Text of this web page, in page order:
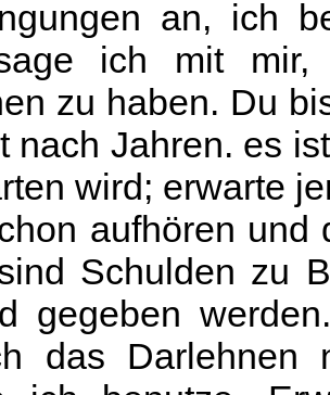
an, ich
ich mit
zu haben. Du
nach Jahren. es
wird; erwarte
aufhören und
Schulden zu
gegeben
das Darlehnen